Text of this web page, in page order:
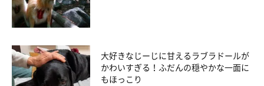
参照／Twitter（@muchi21067312
大好きなじーじに甘えるラブラドールが
かわいすぎる！ふだんの穏やかな一面に
もほっこり